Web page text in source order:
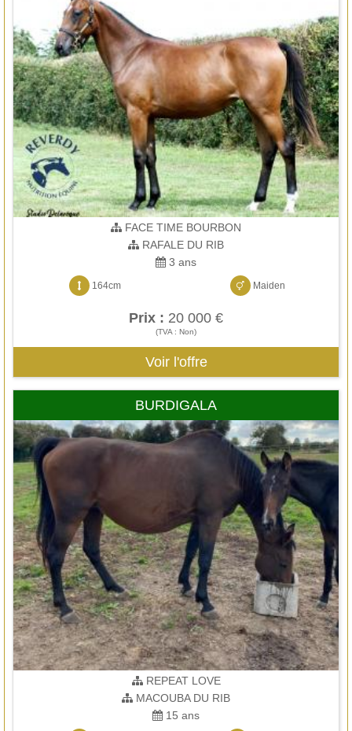
FACE TIME BOURBON
RAFALE DU RIB
3 ans
164cm Maiden
Prix : 20 000 €
(TVA : Non)
Voir l'offre
BURDIGALA
REPEAT LOVE
MACOUBA DU RIB
15 ans